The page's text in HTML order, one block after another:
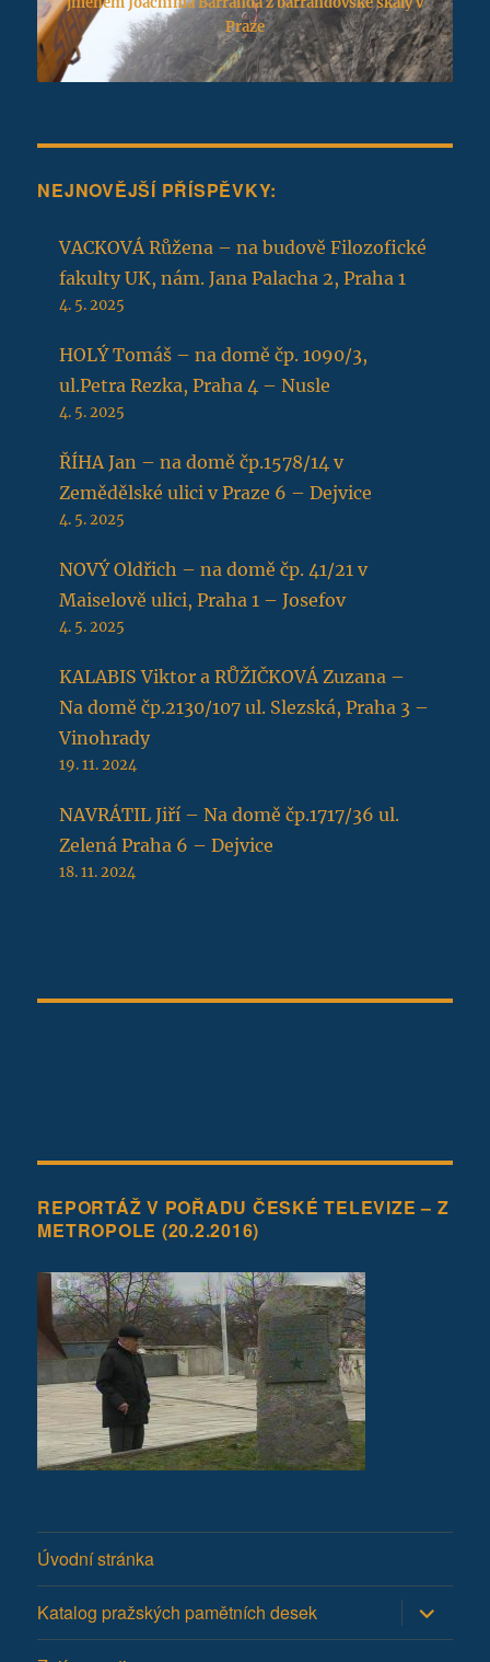
Praze
NEJNOVĚJŠÍ PŘÍSPĚVKY:
VACKOVÁ Růžena – na budově Filozofické
fakulty UK, nám. Jana Palacha 2, Praha 1
4. 5. 2025
HOLÝ Tomáš – na domě čp. 1090/3,
ul.Petra Rezka, Praha 4 – Nusle
4. 5. 2025
ŘÍHA Jan – na domě čp.1578/14 v
Zemědělské ulici v Praze 6 – Dejvice
4. 5. 2025
NOVÝ Oldřich – na domě čp. 41/21 v
Maiselově ulici, Praha 1 – Josefov
4. 5. 2025
KALABIS Viktor a RŮŽIČKOVÁ Zuzana –
Na domě čp.2130/107 ul. Slezská, Praha 3 –
Vinohrady
19. 11. 2024
NAVRÁTIL Jiří – Na domě čp.1717/36 ul.
Zelená Praha 6 – Dejvice
18. 11. 2024
REPORTÁŽ V POŘADU ČESKÉ TELEVIZE – Z
METROPOLE (20.2.2016)
Úvodní stránka
Katalog pražských pamětních desek Zobrazit
položky